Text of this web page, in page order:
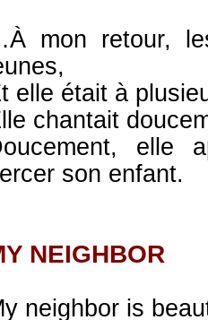
mon retour,
elle était à
chantait
elle
son enfant.
NEIGHBOR
neighbor is